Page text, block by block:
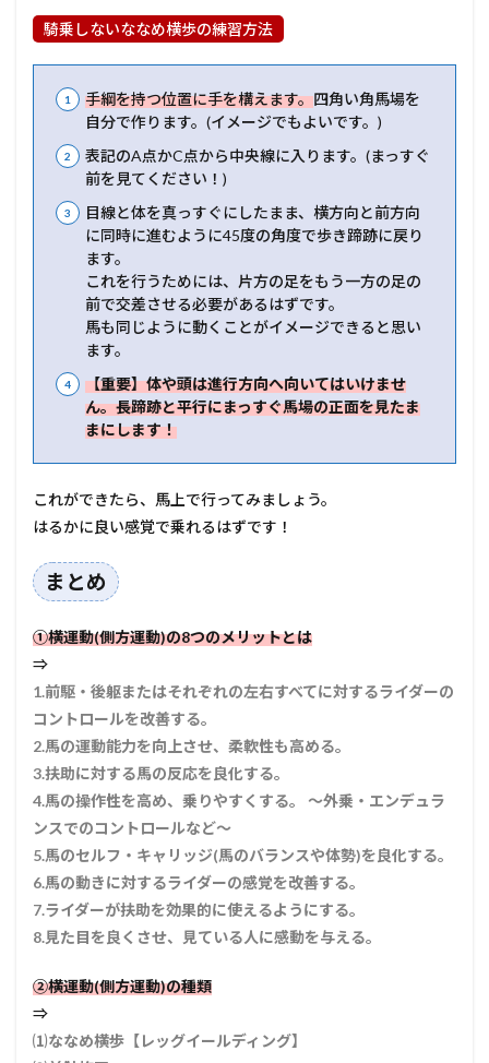
騎乗しないななめ横歩の練習方法
手綱を持つ位置に手を構えます。四角い角馬場を
自分で作ります。(イメージでもよいです。)
表記のA点かC点から中央線に入ります。(まっすぐ
前を見てください！)
目線と体を真っすぐにしたまま、横方向と前方向
に同時に進むように45度の角度で歩き蹄跡に戻り
ます。
これを行うためには、片方の足をもう一方の足の
前で交差させる必要があるはずです。
馬も同じように動くことがイメージできると思い
ます。
【重要】体や頭は進行方向へ向いてはいけませ
ん。長蹄跡と平行にまっすぐ馬場の正面を見たま
まにします！
これができたら、馬上で行ってみましょう。
はるかに良い感覚で乗れるはずです！
まとめ
①横運動(側方運動)の8つのメリットとは
⇒
1.前駆・後躯またはそれぞれの左右すべてに対するライダーの
コントロールを改善する。
2.馬の運動能力を向上させ、柔軟性も高める。
3.扶助に対する馬の反応を良化する。
4.馬の操作性を高め、乗りやすくする。 ～外乗・エンデュラ
ンスでのコントロールなど～
5.馬のセルフ・キャリッジ(馬のバランスや体勢)を良化する。
6.馬の動きに対するライダーの感覚を改善する。
7.ライダーが扶助を効果的に使えるようにする。
8.見た目を良くさせ、見ている人に感動を与える。
②横運動(側方運動)の種類
⇒
⑴ななめ横歩【レッグイールディング】